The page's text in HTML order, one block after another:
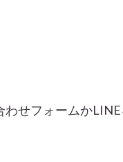
せフォームかLINE